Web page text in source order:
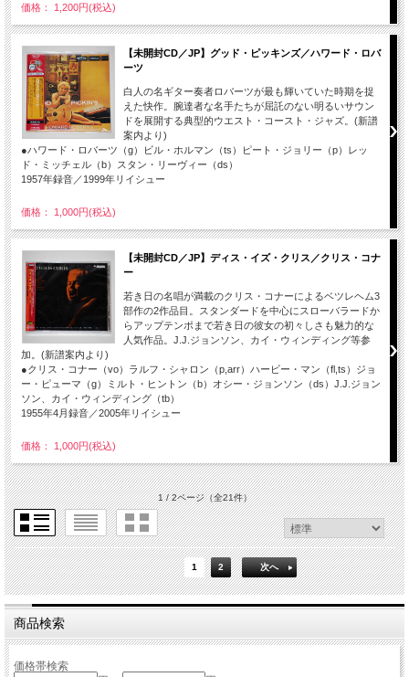
価格： 1,200円(税込)
【未開封CD／JP】グッド・ピッキンズ／ハワード・ロバ
ーツ
白人の名ギター奏者ロバーツが最も輝いていた時期を捉
えた快作。腕達者な名手たちが屈託のない明るいサウン
ドを展開する典型的ウエスト・コースト・ジャズ。(新譜
案内より)
●ハワード・ロバーツ（g）ビル・ホルマン（ts）ピート・ジョリー（p）レッ
ド・ミッチェル（b）スタン・リーヴィー（ds）
1957年録音／1999年リイシュー
価格： 1,000円(税込)
【未開封CD／JP】ディス・イズ・クリス／クリス・コナ
ー
若き日の名唱が満載のクリス・コナーによるベツレヘム3
部作の2作品目。スタンダードを中心にスローバラードか
らアップテンポまで若き日の彼女の初々しさも魅力的な
人気作品。J.J.ジョンソン、カイ・ウィンディング等参
加。(新譜案内より)
●クリス・コナー（vo）ラルフ・シャロン（p,arr）ハービー・マン（fl,ts）ジョ
ー・ピューマ（g）ミルト・ヒントン（b）オシー・ジョンソン（ds）J.J.ジョン
ソン、カイ・ウィンディング（tb）
1955年4月録音／2005年リイシュー
価格： 1,000円(税込)
1 / 2ページ（全21件）
1 2 次へ
商品検索
価格帯検索